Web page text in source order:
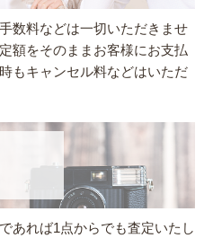
数料などは一切いただきませ
額をそのままお客様にお支払
もキャンセル料などはいただ
あれば1点からでも査定いたし